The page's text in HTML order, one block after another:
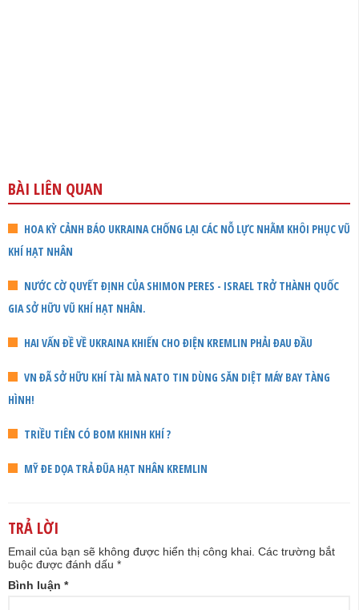
BÀI LIÊN QUAN
HOA KỲ CẢNH BÁO UKRAINA CHỐNG LẠI CÁC NỖ LỰC NHẰM KHÔI PHỤC VŨ
KHÍ HẠT NHÂN
NƯỚC CỜ QUYẾT ĐỊNH CỦA SHIMON PERES - ISRAEL TRỞ THÀNH QUỐC
GIA SỞ HỮU VŨ KHÍ HẠT NHÂN.
HAI VẤN ĐỀ VỀ UKRAINA KHIẾN CHO ĐIỆN KREMLIN PHẢI ĐAU ĐẦU
VN ĐÃ SỞ HỮU KHÍ TÀI MÀ NATO TIN DÙNG SĂN DIỆT MÁY BAY TÀNG
HÌNH!
TRIỀU TIÊN CÓ BOM KHINH KHÍ ?
MỸ ĐE DỌA TRẢ ĐŨA HẠT NHÂN KREMLIN
TRẢ LỜI
Email của bạn sẽ không được hiển thị công khai. Các trường bắt
buộc được đánh dấu *
Bình luận *